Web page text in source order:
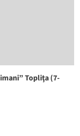
Topliţa (7-